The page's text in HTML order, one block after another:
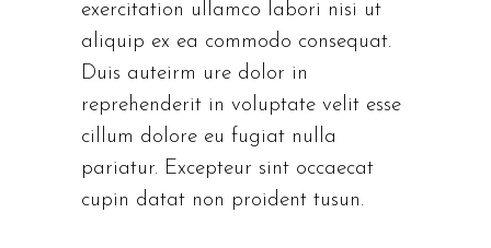
exercitation ullamco labori nisi ut
aliquip ex ea commodo consequat.
Duis auteirm ure dolor in
reprehenderit in voluptate velit esse
cillum dolore eu fugiat nulla
pariatur. Excepteur sint occaecat
cupin datat non proident tusun.